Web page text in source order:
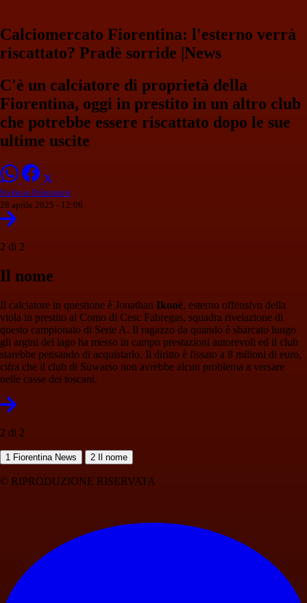
Calciomercato Fiorentina: l'esterno verrà
riscattato? Pradè sorride |News
C'è un calciatore di proprietà della
Fiorentina, oggi in prestito in un altro club
che potrebbe essere riscattato dopo le sue
ultime uscite
Stefania Palminteri
28 aprile 2025 - 12:06
2 di 2
Il nome
Il calciatore in questione è Jonathan Ikonè, esterno offensivo della
viola in prestito al Como di Cesc Fabregas, squadra rivelazione di
questo campionato di Serie A. Il ragazzo da quando è sbarcato lungo
gli argini del lago ha messo in campo prestazioni autorevoli ed il club
starebbe pensando di acquistarlo. Il diritto è fissato a 8 milioni di euro,
cifra che il club di Suwarso non avrebbe alcun problema a versare
nelle casse dei toscani.
2 di 2
1 Fiorentina News 2 Il nome
© RIPRODUZIONE RISERVATA